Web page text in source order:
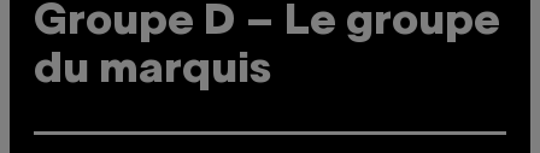
Groupe D – Le groupe
du marquis